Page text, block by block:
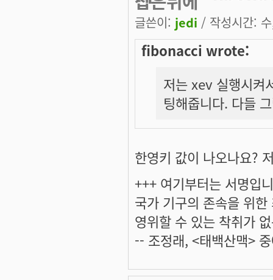
글쓴이: jedi / 작성시간:
fibonacci wrote:
저는 xev 실행시켜
팅해줍니다. 다들
한영키 값이 나오나요?
+++ 여기부터는 서명입
국가 기구의 존속을 위
영위할 수 있는 착취가
-- 조정래, <태백산맥>